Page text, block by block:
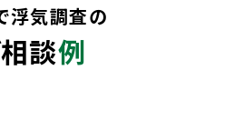
浮気調査の
談例